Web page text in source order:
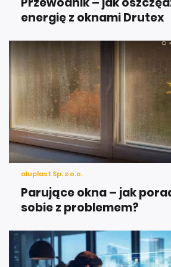
energię z oknami Drutex
aluplast Sp. z o.o.
Parujące okna – jak
sobie z problemem?